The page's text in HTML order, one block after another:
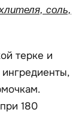
соль,
терке и
180